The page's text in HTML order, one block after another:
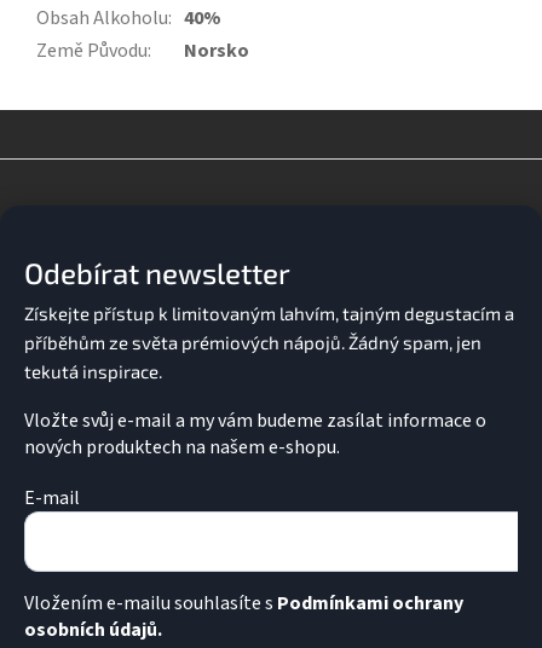
Obsah Alkoholu: 40%
Země Původu: Norsko
Odebírat newsletter
Vložte svůj e-mail a my vám budeme zasílat informace o
nových produktech na našem e-shopu.
E-mail
Vložením e-mailu souhlasíte s Podmínkami ochrany
osobních údajů.